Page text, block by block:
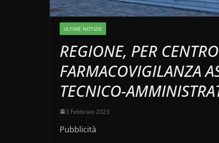
ULTIME NOTIZIE
REGIONE, PER
FARMACOVIGILANZA
TECNICO-
3 Febbraio 2023
Pubblicità